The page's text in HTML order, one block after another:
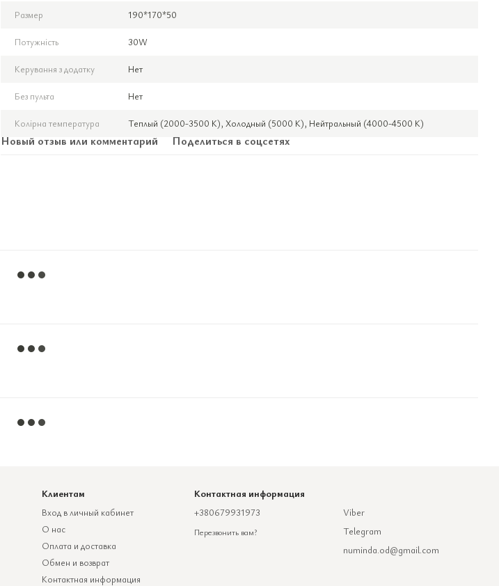
Размер 190*170*50
Потужність 30W
Керування з додатку Нет
Без пульта Нет
Колірна температура Теплый (2000-3500 К), Холодный (5000 К), Нейтральный (4000-4500 К)
Новый отзыв или комментарий Поделиться в соцсетях
Клиентам
Вход в личный кабинет
О нас
Оплата и доставка
Обмен и возврат
Контактная информация
Контактная информация
+380679931973
Перезвонить вам?
Viber
Telegram
numinda.od@gmail.com